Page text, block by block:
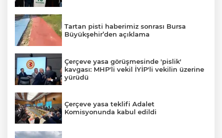
Tartan pisti haberimiz sonrası Bursa
Büyükşehir’den açıklama
Çerçeve yasa görüşmesinde 'pislik'
kavgası: MHP'li vekil İYİP'li vekilin üzerine
yürüdü
Çerçeve yasa teklifi Adalet
Komisyonunda kabul edildi